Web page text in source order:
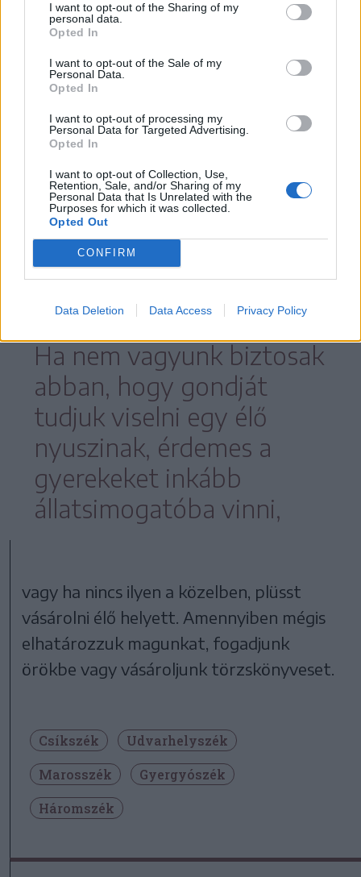
I want to opt-out of the Sharing of my
personal data.
Opted In
I want to opt-out of the Sale of my
Personal Data.
Opted In
I want to opt-out of processing my
Personal Data for Targeted Advertising.
Opted In
I want to opt-out of Collection, Use,
Retention, Sale, and/or Sharing of my
Personal Data that Is Unrelated with the
Purposes for which it was collected.
Opted Out
CONFIRM
Data Deletion Data Access Privacy Policy
a szülőké, akiknek el kell dönteniük,
vállalják-e a vele járó gondokat.
Az állatsimogató jó megoldás
Keresgélésünk során nem találtunk olyan
alapítványt Romániában, amely
kifejezetten nyulak mentésével, menhely
működtetésével foglalkozna, de van
néhány olyan állatkert, ahol befogadják a
segítségre szoruló tapsifüleseket.
Ha nem vagyunk biztosak
abban, hogy gondját
tudjuk viselni egy élő
nyuszinak, érdemes a
gyerekeket inkább
állatsimogatóba vinni,
vagy ha nincs ilyen a közelben, plüsst
vásárolni élő helyett. Amennyiben mégis
elhatározzuk magunkat, fogadjunk
örökbe vagy vásároljunk törzskönyveset.
Csíkszék
Udvarhelyszék
Marosszék
Gyergyószék
Háromszék